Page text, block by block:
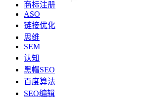
商标注册
ASO
链接优化
思维
SEM
认知
黑帽SEO
百度算法
SEO编辑